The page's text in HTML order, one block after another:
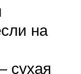
на
сухая